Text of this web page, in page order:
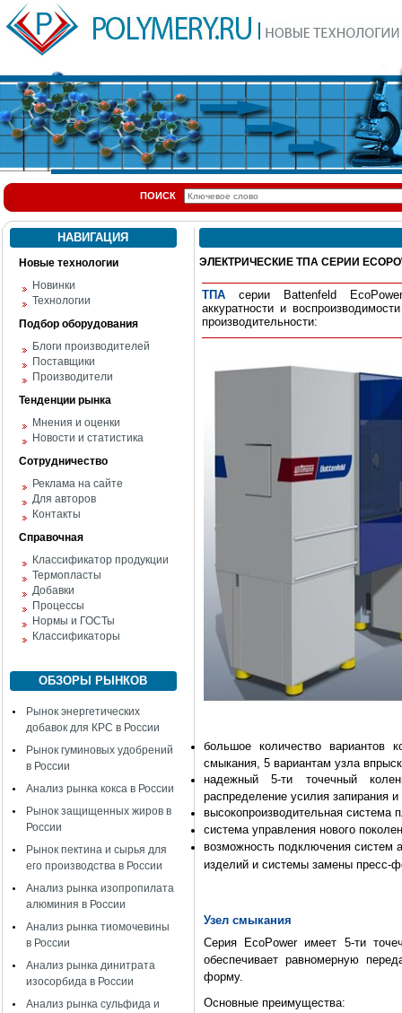
ПОИСК
НАВИГАЦИЯ
Новые технологии
Новинки
Технологии
Подбор оборудования
Блоги производителей
Поставщики
Производители
Тенденции рынка
Мнения и оценки
Новости и статистика
Сотрудничество
Реклама на сайте
Для авторов
Контакты
Справочная
Классификатор продукции
Термопласты
Добавки
Процессы
Нормы и ГОСТы
Классификаторы
ОБЗОРЫ РЫНКОВ
Рынок энергетических
добавок для КРС в России
Рынок гуминовых удобрений
в России
Анализ рынка кокса в России
Рынок защищенных жиров в
России
Рынок пектина и сырья для
его производства в России
Анализ рынка изопропилата
алюминия в России
Анализ рынка тиомочевины
в России
Анализ рынка динитрата
изосорбида в России
Анализ рынка сульфида и
ЭЛЕКТРИЧЕСКИЕ ТПА СЕРИИ
ТПА
серии Battenfeld
аккуратности и
производительности:
большое количество вариантов
смыкания, 5 вариантам узла
надежный 5-ти точечный
распределение усилия запирания
высокопроизводительная система
система управления нового
возможность подключения систем
изделий и системы замены пресс-
Узел смыкания
Серия EcoPower имеет 5-ти
обеспечивает равномерную
форму.
Основные преимущества: